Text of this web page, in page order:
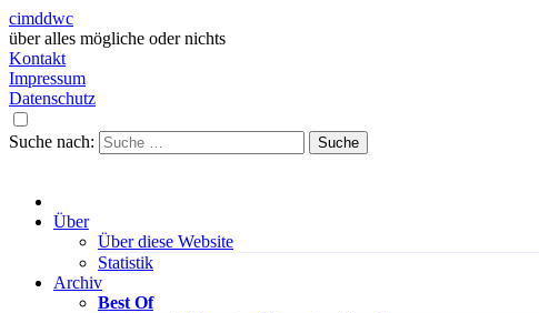
cimddwc
über alles mögliche oder nichts
Kontakt
Impressum
Datenschutz
Suche nach:
Über
Über diese Website
Statistik
Archiv
Best Of